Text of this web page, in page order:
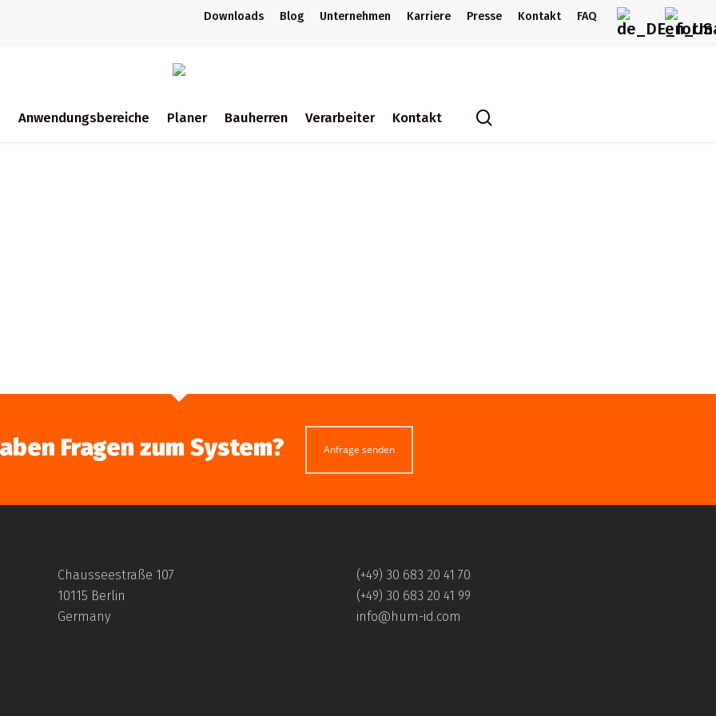
Downloads Blog Unternehmen Karriere Presse Kontakt FAQ
Anwendungsbereiche Planer Bauherren Verarbeiter Kontakt
Fragen zum System? Anfrage senden
Chausseestraße 107
10115 Berlin
Germany
(+49) 30 683 20 41 70
(+49) 30 683 20 41 99
info@hum-id.com